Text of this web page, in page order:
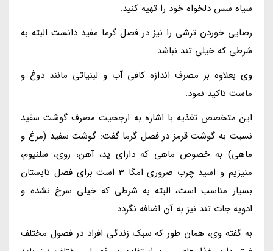
سیاه سس دلخواه خود را تهیه کنید.
رضایی خوردن ترشی را نیز در فصل گرما مفید دانست البته به
شرطی که خیلی تند نباشد.
وی بعلاوه بر مصرف اندازه کافی آب و لبنیاتی مانند دوغ و
ماست تاکید نمود.
این متخصص تغذیه با اشاره به ارجحیت مصرف گوشت سفید
نسبت به گوشت قرمز در فصل گرما گفت: گوشت سفید (مرغ و
ماهی) به خصوص ماهی که دارای ید، آهن، روی، سلنیوم،
منیزیم و اسید چرب ضروری امگا 3 است برای فصل تابستان
بسیار مناسب است، البته به شرطی که خیلی سرخ نشده و
ادویه جات تند نیز به آن اضافه نگردد.
به گفته وی، همان طور که سبک زندگی افراد در فصول مختلف